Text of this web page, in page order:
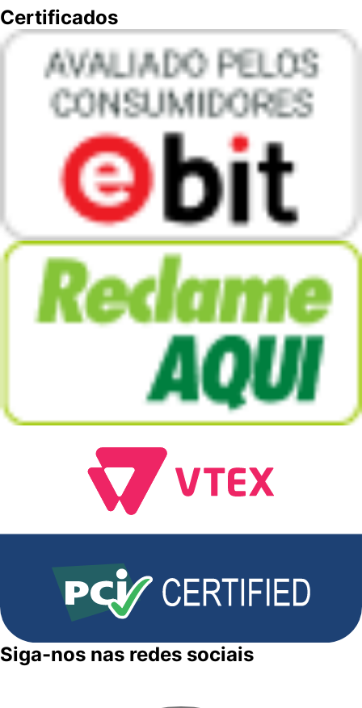
Certificados
Siga-nos nas redes sociais